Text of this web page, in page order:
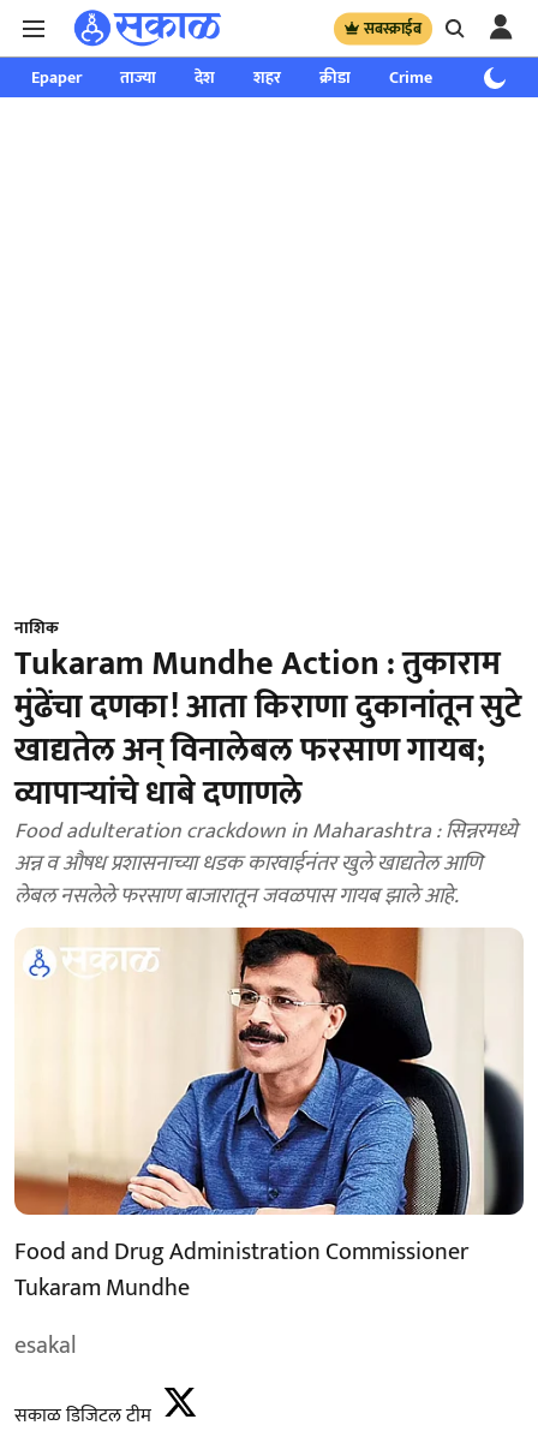
सबस्क्राईब
Epaper ताज्या देश शहर क्रीडा Crime साप्ताहिक
नाशिक
Tukaram Mundhe Action : तुकाराम
मुंढेंचा दणका! आता किराणा दुकानांतून सुटे
खाद्यतेल अन् विनालेबल फरसाण गायब;
व्यापाऱ्यांचे धाबे दणाणले
Food adulteration crackdown in Maharashtra : सिन्नरमध्ये
अन्न व औषध प्रशासनाच्या धडक कारवाईनंतर खुले खाद्यतेल आणि
लेबल नसलेले फरसाण बाजारातून जवळपास गायब झाले आहे.
Food and Drug Administration Commissioner
Tukaram Mundhe
esakal
सकाळ डिजिटल टीम